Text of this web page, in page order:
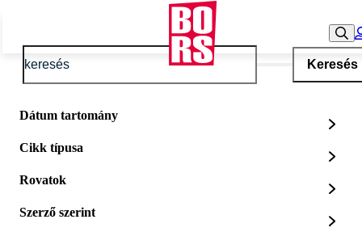
Keresés
Dátum tartomány
Cikk típusa
Rovatok
Szerző szerint